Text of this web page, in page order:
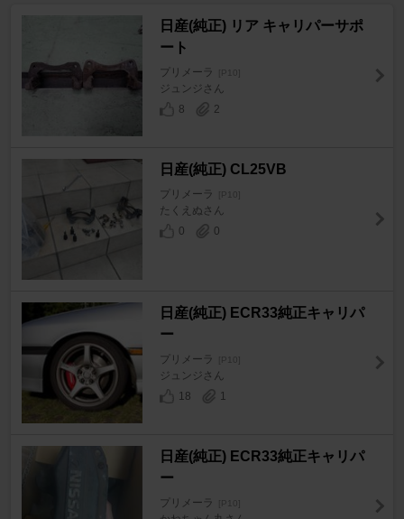
日産(純正) リア キャリパーサポ
ート
プリメーラ [P10]
ジュンジさん
8
2
日産(純正) CL25VB
プリメーラ [P10]
たくえぬさん
0
0
日産(純正) ECR33純正キャリパ
ー
プリメーラ [P10]
ジュンジさん
18
1
日産(純正) ECR33純正キャリパ
ー
プリメーラ [P10]